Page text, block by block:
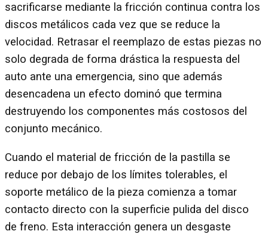
sacrificarse mediante la fricción continua contra los
discos metálicos cada vez que se reduce la
velocidad. Retrasar el reemplazo de estas piezas no
solo degrada de forma drástica la respuesta del
auto ante una emergencia, sino que además
desencadena un efecto dominó que termina
destruyendo los componentes más costosos del
conjunto mecánico.
Cuando el material de fricción de la pastilla se
reduce por debajo de los límites tolerables, el
soporte metálico de la pieza comienza a tomar
contacto directo con la superficie pulida del disco
de freno. Esta interacción genera un desgaste